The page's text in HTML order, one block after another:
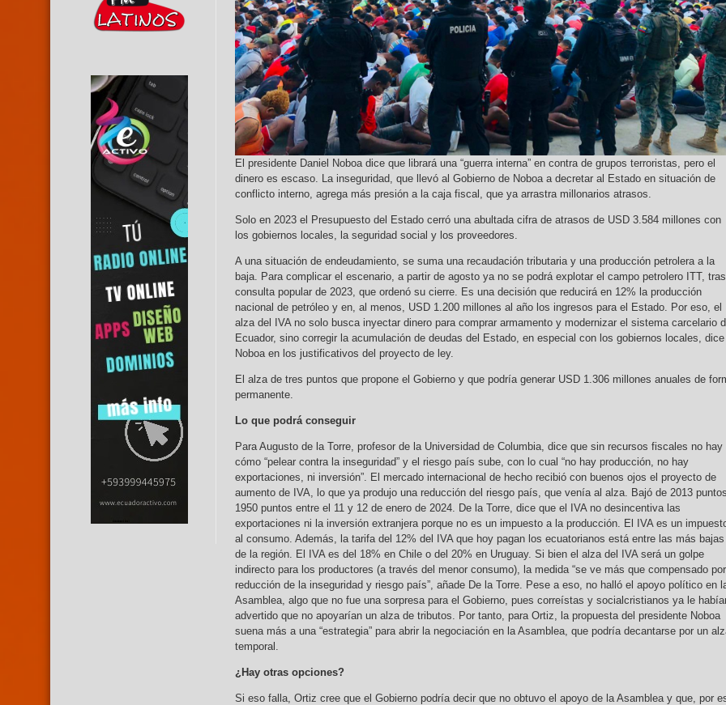
El presidente Daniel Noboa dice que librará una “guerra interna” en contra de grupos terroristas, pero el
dinero es escaso. La inseguridad, que llevó al Gobierno de Noboa a decretar al Estado en situación de
conflicto interno, agrega más presión a la caja fiscal, que ya arrastra millonarios atrasos.
Solo en 2023 el Presupuesto del Estado cerró una abultada cifra de atrasos de USD 3.584 millones con
los gobiernos locales, la seguridad social y los proveedores.
A una situación de endeudamiento, se suma una recaudación tributaria y una producción petrolera a la
baja. Para complicar el escenario, a partir de agosto ya no se podrá explotar el campo petrolero ITT,
consulta popular de 2023, que ordenó su cierre. Es una decisión que reducirá en 12% la producción
nacional de petróleo y en, al menos, USD 1.200 millones al año los ingresos para el Estado. Por eso, el
alza del IVA no solo busca inyectar dinero para comprar armamento y modernizar el sistema carcelario
Ecuador, sino corregir la acumulación de deudas del Estado, en especial con los gobiernos locales, dice
Noboa en los justificativos del proyecto de ley.
El alza de tres puntos que propone el Gobierno y que podría generar USD 1.306 millones anuales de
permanente.
Lo que podrá conseguir
Para Augusto de la Torre, profesor de la Universidad de Columbia, dice que sin recursos fiscales no hay
cómo “pelear contra la inseguridad” y el riesgo país sube, con lo cual “no hay producción, no hay
exportaciones, ni inversión”. El mercado internacional de hecho recibió con buenos ojos el proyecto de
aumento de IVA, lo que ya produjo una reducción del riesgo país, que venía al alza. Bajó de 2013
1950 puntos entre el 11 y 12 de enero de 2024. De la Torre, dice que el IVA no desincentiva las
exportaciones ni la inversión extranjera porque no es un impuesto a la producción. El IVA es un
al consumo. Además, la tarifa del 12% del IVA que hoy pagan los ecuatorianos está entre las más bajas
de la región. El IVA es del 18% en Chile o del 20% en Uruguay. Si bien el alza del IVA será un golpe
indirecto para los productores (a través del menor consumo), la medida “se ve más que compensado
reducción de la inseguridad y riesgo país”, añade De la Torre. Pese a eso, no halló el apoyo político en
Asamblea, algo que no fue una sorpresa para el Gobierno, pues correístas y socialcristianos ya le
advertido que no apoyarían un alza de tributos. Por tanto, para Ortiz, la propuesta del presidente Noboa
suena más a una “estrategia” para abrir la negociación en la Asamblea, que podría decantarse por un
temporal.
¿Hay otras opciones?
Si eso falla, Ortiz cree que el Gobierno podría decir que no obtuvo el apoyo de la Asamblea y que, por